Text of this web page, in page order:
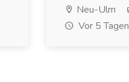
Neu-Ulm
Vor 5 Tagen